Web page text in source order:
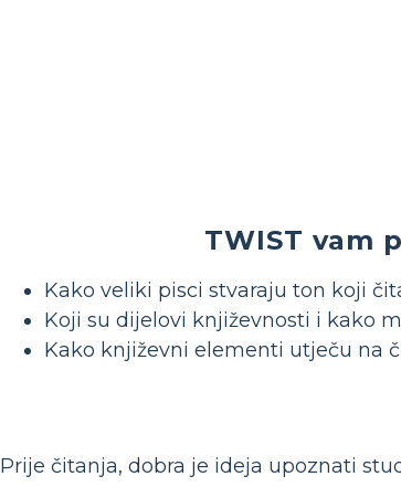
TWIST vam
Kako veliki pisci stvaraju ton koji
Koji su dijelovi književnosti i kako
Kako književni elementi utječu na
Prije čitanja, dobra je ideja upoznati